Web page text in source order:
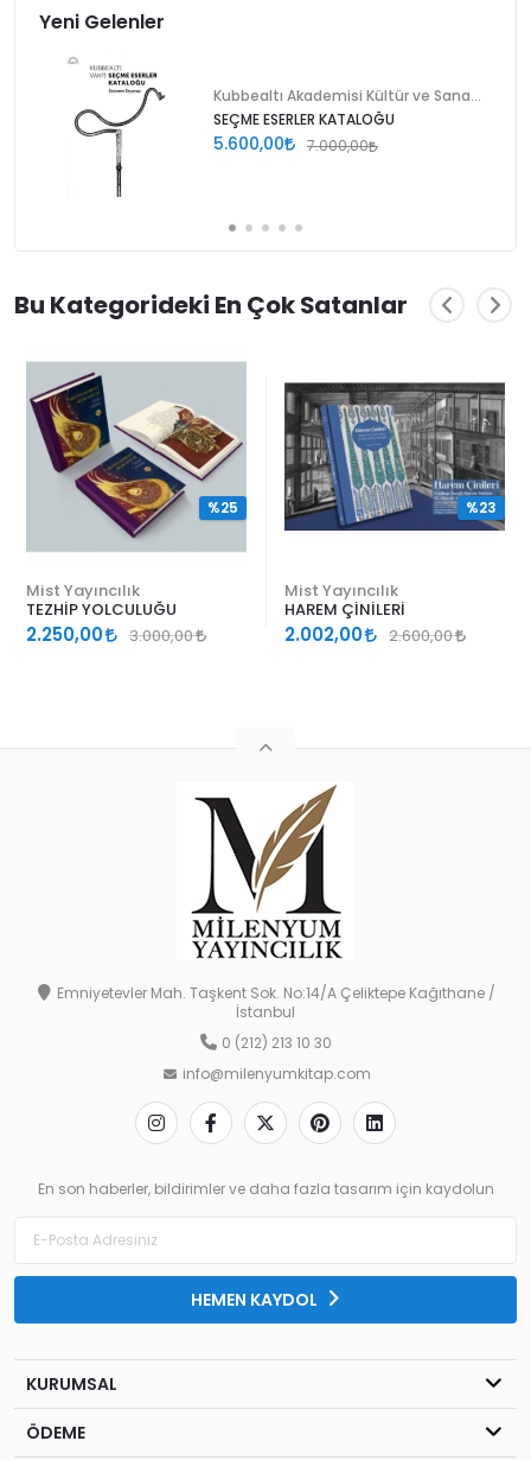
Yeni Gelenler
SEÇME ESERLER KATALOĞU
5.600,00 7.000,00
Bu Kategorideki En Çok Satanlar
Mist Yayıncılık
TEZHİP YOLCULUĞU
2.250,00 3.000,00
%25
Mist Yayıncılık
HAREM ÇİNİLERİ
2.002,00 2.600,00
%23
Emniyetevler Mah. Taşkent Sok. No:14/A Çeliktepe Kağıthane /
İstanbul
0 (212) 213 10 30
info@milenyumkitap.com
En son haberler, bildirimler ve daha fazla tasarım için kaydolun
HEMEN KAYDOL
KURUMSAL
ÖDEME